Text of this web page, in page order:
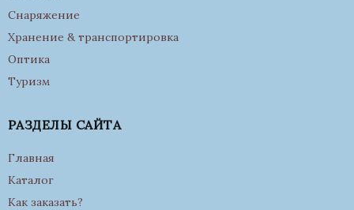
Снаряжение
Хранение & транспортировка
Оптика
Туризм
РАЗДЕЛЫ САЙТА
Главная
Каталог
Как заказать?